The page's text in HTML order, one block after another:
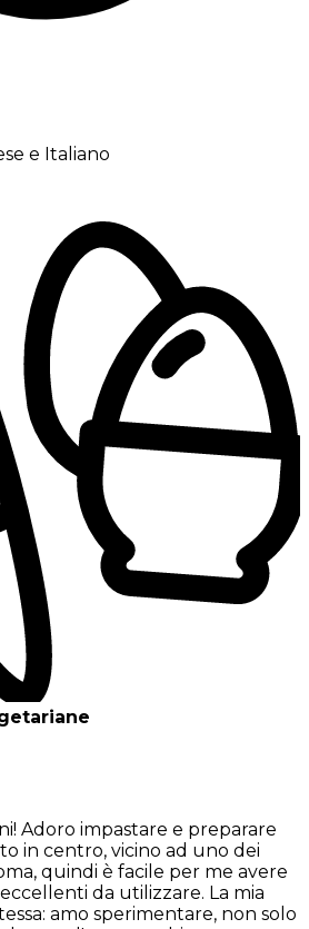
e Italiano
Adoro impastare e preparare
in centro, vicino ad uno dei
quindi è facile per me avere
da utilizzare. La mia
amo sperimentare, non solo